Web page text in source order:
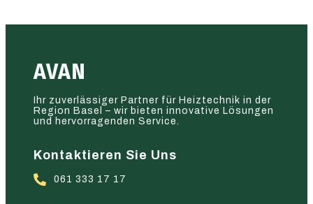
AVAN
Ihr zuverlässiger Partner für Heiztechnik in der
Region Basel – wir bieten innovative Lösungen
und hervorragenden Service.
Kontaktieren Sie Uns
061 333 17 17